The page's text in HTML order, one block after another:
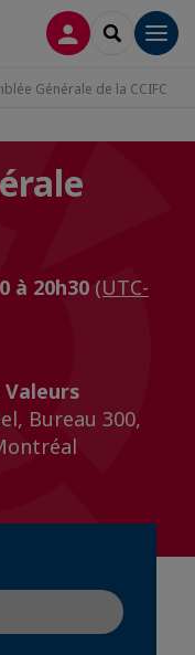
CONNEXION
Générale de la CCIFC
à 20h30 (UTC-
Bureau 300,